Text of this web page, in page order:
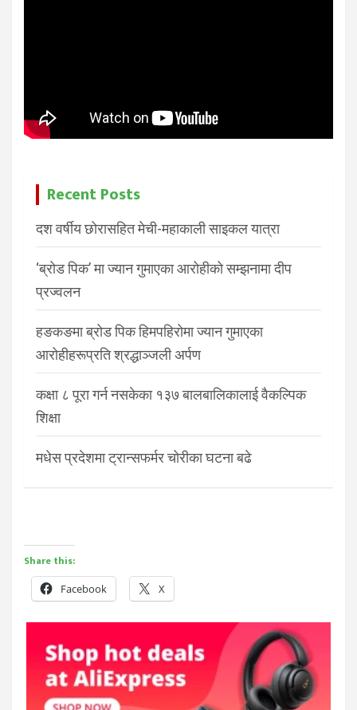
Recent Posts
दश वर्षीय छोरासहित मेची-महाकाली साइकल यात्रा
‘ब्रोड पिक’ मा ज्यान गुमाएका आरोहीको सम्झनामा दीप
प्रज्वलन
हङकङमा ब्रोड पिक हिमपहिरोमा ज्यान गुमाएका
आरोहीहरूप्रति श्रद्धाञ्जली अर्पण
कक्षा ८ पूरा गर्न नसकेका १३७ बालबालिकालाई वैकल्पिक
शिक्षा
मधेस प्रदेशमा ट्रान्सफर्मर चोरीका घटना बढे
Share this:
Facebook X